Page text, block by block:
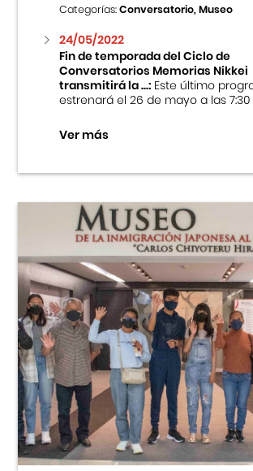
Categorías:Conversatorio, Museo
24/05/2022
Fin de temporada del Ciclo de
Conversatorios Memorias Nikkei
transmitirá la ...:Este último
estrenará el 26 de mayo a las 7:30
Ver más